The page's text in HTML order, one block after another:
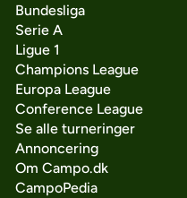
Bundesliga
Serie A
Ligue 1
Champions League
Europa League
Conference League
Se alle turneringer
Annoncering
Om Campo.dk
CampoPedia